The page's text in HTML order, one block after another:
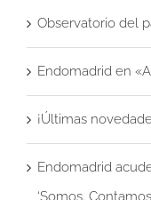
Observatorio del
Endomadrid en
¡Últimas
Endomadrid
‘Somos.